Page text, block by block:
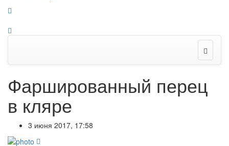
Фаршированный перец
в кляре
3 июня 2017, 17:58